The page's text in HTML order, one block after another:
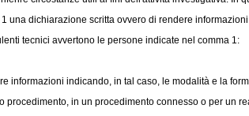
dichiarazione scritta ovvero di rendere
tecnici avvertono le persone indicate nel comma 1:
indicando, in tal caso, le modalità e la
in un procedimento connesso o per un